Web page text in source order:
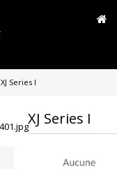
XJ Series I
XJ Series I